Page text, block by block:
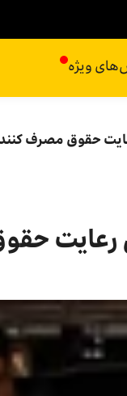
ویژه
حقوق مصرف
رعایت